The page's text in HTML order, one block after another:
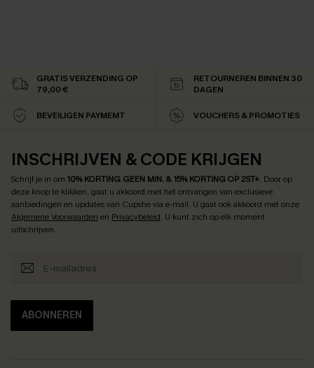
GRATIS VERZENDING OP
79,00 €
RETOURNEREN BINNEN 30
DAGEN
BEVEILIGEN PAYMEMT VOUCHERS & PROMOTIES
INSCHRIJVEN & CODE KRIJGEN
Schrijf je in om 10% KORTING GEEN MIN. & 15% KORTING OP 2ST+. Door op
deze knop te klikken, gaat u akkoord met het ontvangen van exclusieve
aanbiedingen en updates van Cupshe via e-mail. U gaat ook akkoord met onze
Algemene Voorwaarden en Privacybeleid. U kunt zich op elk moment
uitschrijven.
ABONNEREN